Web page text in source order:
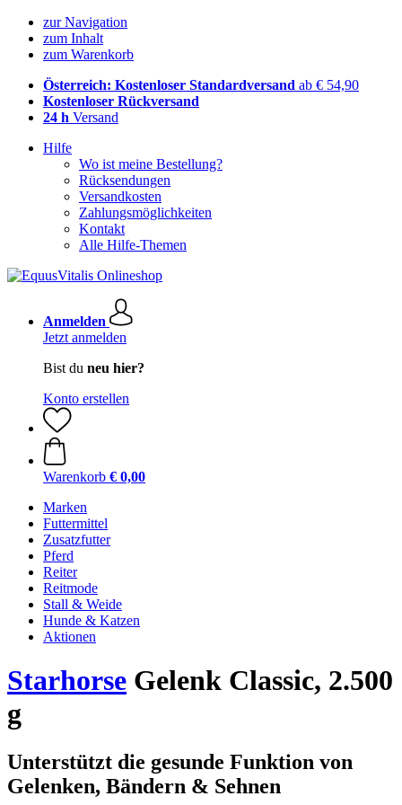
zur Navigation
zum Inhalt
zum Warenkorb
Österreich: Kostenloser Standardversand ab € 54,90
Kostenloser Rückversand
24 h Versand
Hilfe
Wo ist meine Bestellung?
Rücksendungen
Versandkosten
Zahlungsmöglichkeiten
Kontakt
Alle Hilfe-Themen
Anmelden
Jetzt anmelden
Bist du neu hier?
Konto erstellen
Warenkorb € 0,00
Marken
Futtermittel
Zusatzfutter
Pferd
Reiter
Reitmode
Stall & Weide
Hunde & Katzen
Aktionen
Starhorse Gelenk Classic, 2.500
g
Unterstützt die gesunde Funktion von
Gelenken, Bändern & Sehnen